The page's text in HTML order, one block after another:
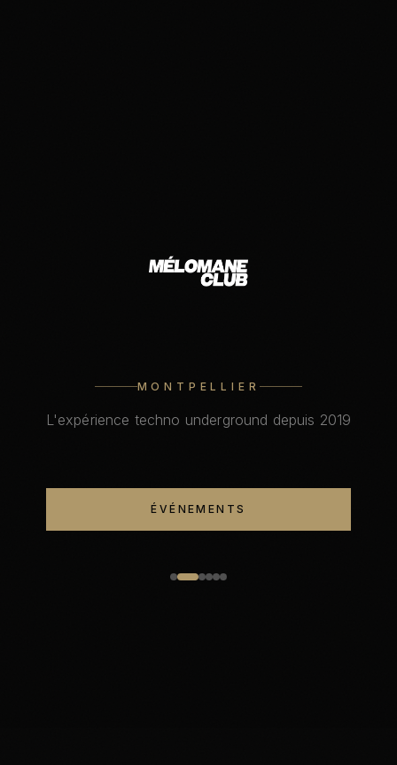
MONTPELLIER
L'expérience techno underground depuis 2019
ÉVÉNEMENTS